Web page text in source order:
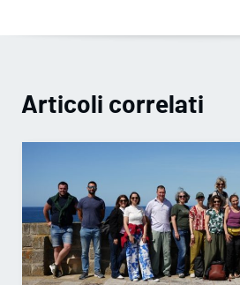
Articoli correlati